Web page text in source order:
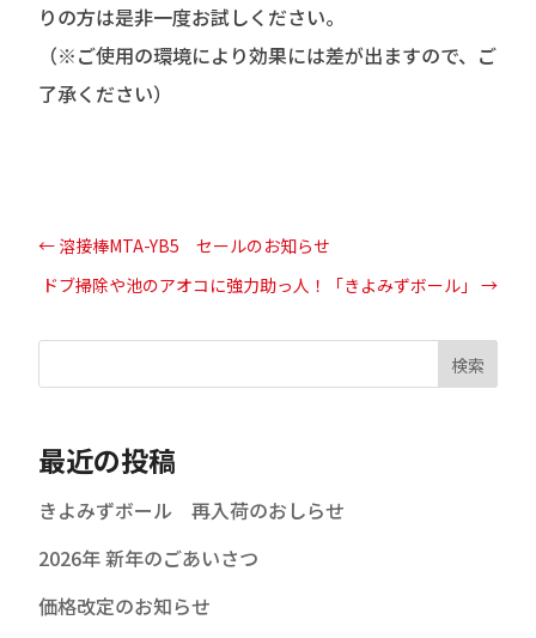
りの方は是非一度お試しください。
（※ご使用の環境により効果には差が出ますので、ご
了承ください）
← 溶接棒MTA-YB5 セールのお知らせ
ドブ掃除や池のアオコに強力助っ人！「きよみずボール」 →
検索
最近の投稿
きよみずボール 再入荷のおしらせ
2026年 新年のごあいさつ
価格改定のお知らせ